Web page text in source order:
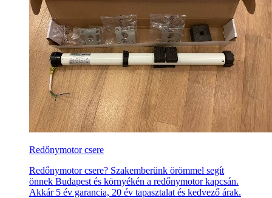
Redőnymotor csere
Redőnymotor csere? Szakemberünk örömmel segít
önnek Budapest és környékén a redőnymotor kapcsán.
Akkár 5 év garancia, 20 év tapasztalat és kedvező árak.